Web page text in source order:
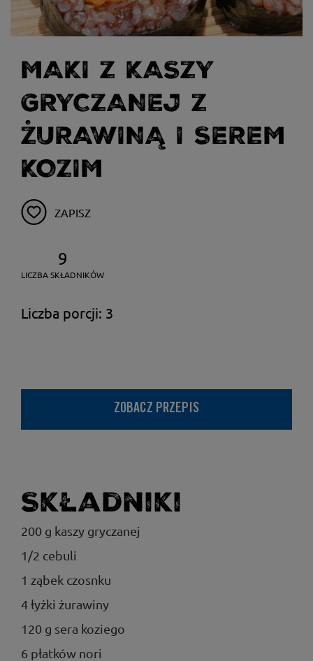
MAKI Z KASZY
GRYCZANEJ Z
ŻURAWINĄ I SEREM
KOZIM
ZAPISZ
9
LICZBA SKŁADNIKÓW
Liczba porcji: 3
ZOBACZ PRZEPIS
Składniki
200 g kaszy gryczanej
1/2 cebuli
1 ząbek czosnku
4 łyżki żurawiny
120 g sera koziego
6 płatków nori